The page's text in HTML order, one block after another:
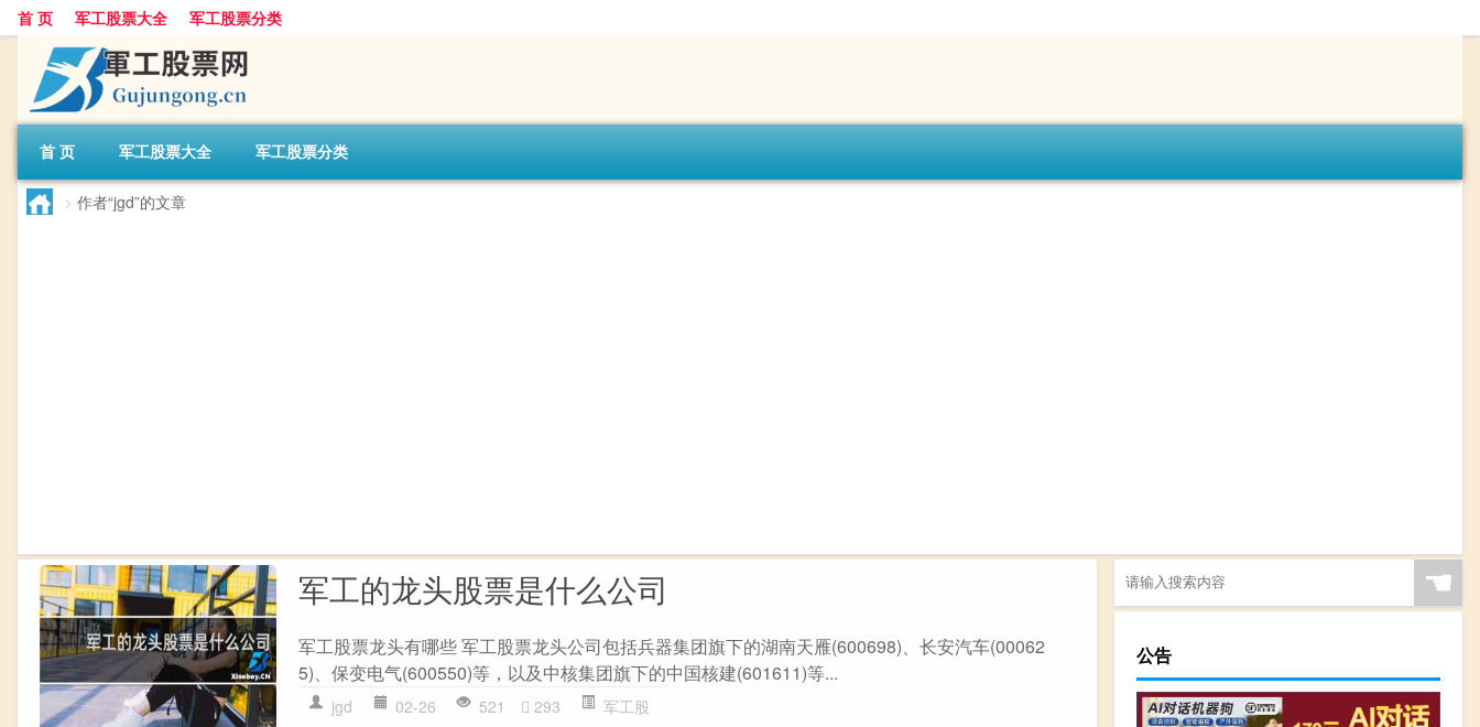
首 页 军工股票大全 军工股票分类
首 页 军工股票大全 军工股票分类
> 作者“jgd”的文章
军工的龙头股票是什么公司
军工股票龙头有哪些 军工股票龙头公司包括兵器集团旗下的湖南天雁(600698)、长安汽车(00062
5)、保变电气(600550)等，以及中核集团旗下的中国核建(601611)等...
jgd 02-26 521 293 军工股
☚
公告